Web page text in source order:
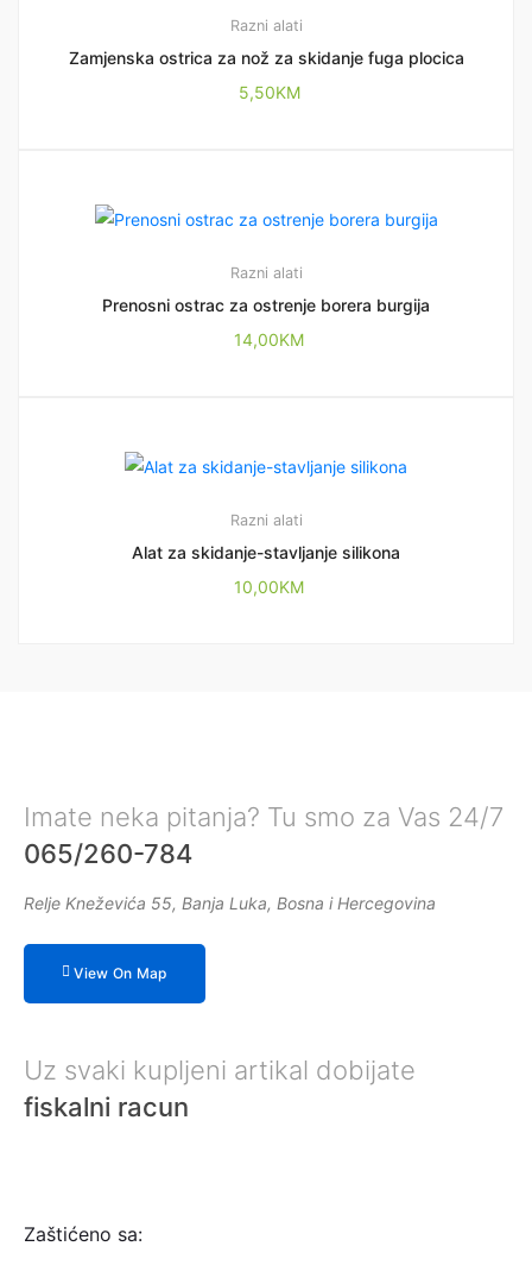
Razni alati
Zamjenska ostrica za nož za skidanje fuga plocica
5,50KM
Razni alati
Prenosni ostrac za ostrenje borera burgija
14,00KM
Razni alati
Alat za skidanje-stavljanje silikona
10,00KM
Imate neka pitanja? Tu smo za Vas 24/7
065/260-784
Relje Kneževića 55, Banja Luka, Bosna i Hercegovina
View On Map
Uz svaki kupljeni artikal dobijate
fiskalni racun
Zaštićeno sa: